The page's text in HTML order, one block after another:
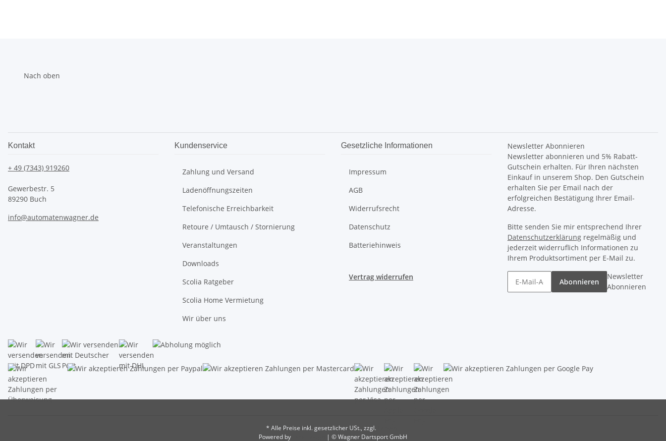
Nach oben
Kontakt
+ 49 (7343) 919260
Gewerbestr. 5
89290 Buch
info@automatenwagner.de
Kundenservice
Zahlung und Versand
Ladenöffnungszeiten
Telefonische Erreichbarkeit
Retoure / Umtausch / Stornierung
Veranstaltungen
Downloads
Scolia Ratgeber
Scolia Home Vermietung
Wir über uns
Gesetzliche Informationen
Impressum
AGB
Widerrufsrecht
Datenschutz
Batteriehinweis
Vertrag widerrufen
Newsletter Abonnieren
Newsletter abonnieren und 5% Rabatt-
Gutschein erhalten. Für Ihren nächsten
Einkauf in unserem Shop. Den Gutschein
erhalten Sie per Email nach der
erfolgreichen Bestätigung Ihrer Email-
Adresse.
Bitte senden Sie mir entsprechend Ihrer
Datenschutzerklärung regelmäßig und
jederzeit widerruflich Informationen zu
Ihrem Produktsortiment per E-Mail zu.
Abonnieren
Newsletter
Abonnieren
* Alle Preise inkl. gesetzlicher USt., zzgl.
Powered by
| © Wagner Dartsport GmbH